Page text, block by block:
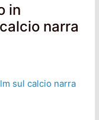
in
narra
sul calcio narra